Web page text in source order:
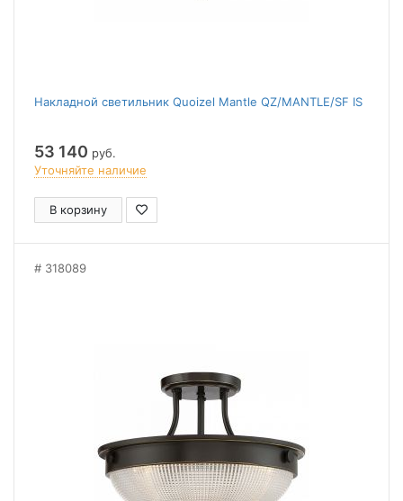
Накладной светильник Quoizel Mantle QZ/MANTLE/SF IS
53 140 руб.
Уточняйте наличие
В корзину
318089